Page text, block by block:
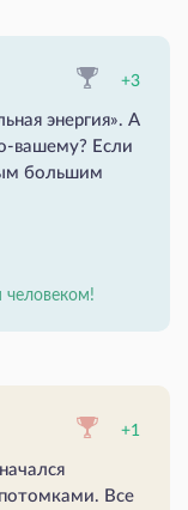
+3
энергия». А
вашему? Если
большим
+1
Все